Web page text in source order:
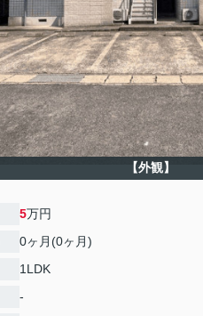
【外観】
5万円
0ヶ月(0ヶ月)
1LDK
-